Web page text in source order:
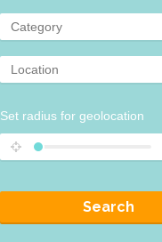
Category
Location
Set radius for geolocation
Search